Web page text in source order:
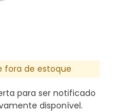
fora de estoque
para ser notificado
disponível.